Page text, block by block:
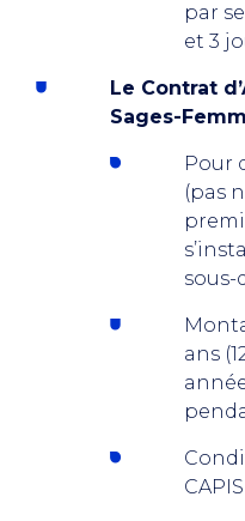
par
et 3
Le Contrat
Sages-
Pour
(pas
sous-
ans